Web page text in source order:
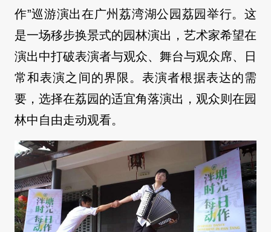
作”巡游演出在广州荔湾湖公园荔园举行。这
是一场移步换景式的园林演出，艺术家希望在
演出中打破表演者与观众、舞台与观众席、日
常和表演之间的界限。表演者根据表达的需
要，选择在荔园的适宜角落演出，观众则在园
林中自由走动观看。